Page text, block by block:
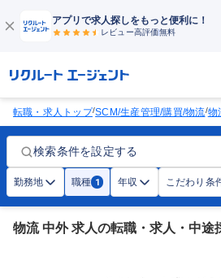
アプリで求人探しをもっと便利に！
レビュー高評価無料
転職・求人トップ/SCM/生産管理/購買/物流/物
検索条件を設定する
勤務地 職種 1 年収 こだわり条
物流 中外 求人の転職・求人・中途